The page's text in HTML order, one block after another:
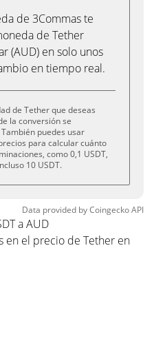
de 3Commas te
de Tether
(AUD) en solo unos
en tiempo real.
de Tether que deseas
la conversión se
puedes usar
para calcular cuánto
como 0,1 USDT,
10 USDT.
Data provided byCoingeckoAPI
a AUD
en el precio de Tether en